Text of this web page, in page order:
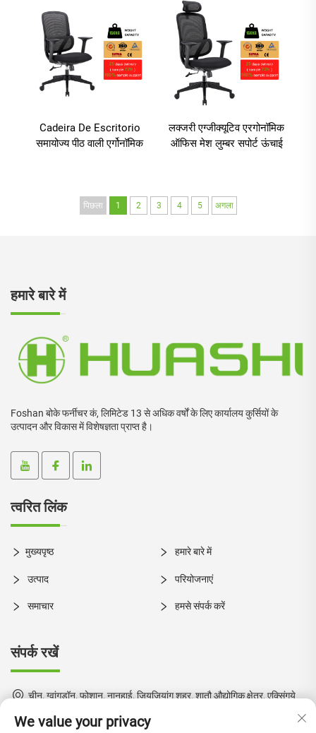
Cadeira De Escritorio
Cadeira De Escritorio
समायोज्य पीठ वाली एर्गोनॉमिक
फर्नीचर
लक्जरी एग्जीक्यूटिव एरगोनॉमिक
ऑफिस मेश लुम्बर सपोर्ट ऊंचाई
पिछला 1 2 3 4 5 अगला
हमारे बारे में
Foshan बोके फर्नीचर कं, लिमिटेड 13 से अधिक वर्षों के लिए कार्यालय कुर्सियों के
उत्पादन और विकास में विशेषज्ञता प्राप्त है।
त्वरित लिंक
मुख्यपृष्ठ हमारे बारे में
उत्पाद परियोजनाएं
समाचार हमसे संपर्क करें
संपर्क रखें
चीन, ग्वांगडॉन, फोशान, नानहाई, जियूजियांग शहर, शातौ औद्योगिक क्षेत्र, एक्सिंगये
We value your privacy